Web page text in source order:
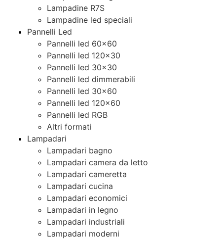
Lampadine R7S
Lampadine led speciali
Pannelli Led
Pannelli led 60×60
Pannelli led 120×30
Pannelli led 30×30
Pannelli led dimmerabili
Pannelli led 30×60
Pannelli led 120×60
Pannelli led RGB
Altri formati
Lampadari
Lampadari bagno
Lampadari camera da letto
Lampadari cameretta
Lampadari cucina
Lampadari economici
Lampadari in legno
Lampadari industriali
Lampadari moderni